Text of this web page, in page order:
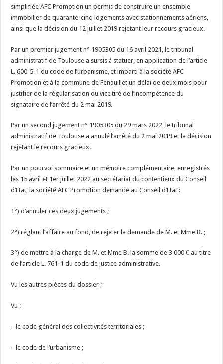
simplifiée AFC Promotion un permis de construire un ensemble
immobilier de quarante-cinq logements avec stationnements aériens,
ainsi que la décision du 12 juillet 2019 rejetant leur recours gracieux.
Par un premier jugement n° 1905305 du 16 avril 2021, le tribunal
administratif de Toulouse a sursis à statuer, en application de l’article
L. 600-5-1 du code de l’urbanisme, et imparti à la société AFC
Promotion et à la commune de Fenouillet un délai de deux mois pour
justifier de la régularisation du vice tiré de l’incompétence du
signataire de l’arrêté du 2 mai 2019.
Par un second jugement n° 1905305 du 29 mars 2022, le tribunal
administratif de Toulouse a annulé l’arrêté du 2 mai 2019 et la décision
rejetant le recours gracieux.
Par un pourvoi sommaire et un mémoire complémentaire, enregistrés
les 15 avril et 1er juillet 2022 au secrétariat du contentieux du Conseil
d’Etat, la société AFC Promotion demande au Conseil d’Etat :
1°) d’annuler ces deux jugements ;
2°) réglant l’affaire au fond, de rejeter la demande de M. et Mme B. ;
3°) de mettre à la charge de M. et Mme B. la somme de 3 000 € au titre
de l’article L. 761-1 du code de justice administrative.
Vu les autres pièces du dossier ;
Vu :
– le code général des collectivités territoriales ;
– le code de l’urbanisme ;